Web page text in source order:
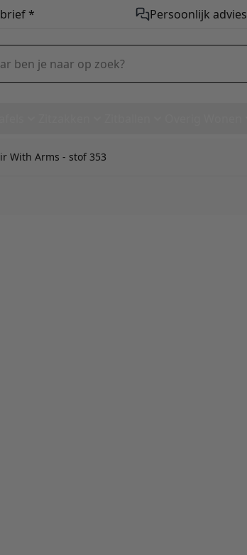
* Persoonlijk advies
je naar op zoek?
With Arms - stof 353
90 Chair With